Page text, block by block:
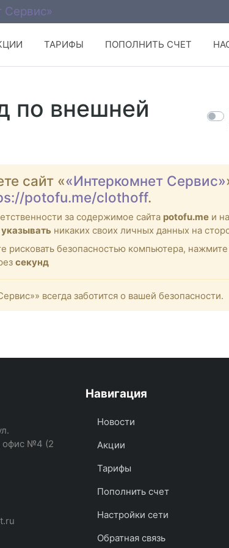
ТАРИФЫ ПОПОЛНИТЬ СЧЕТ
по внешней
сайт ««Интеркомнет Сервис»
potofu.me/clothoff.
за содержимое сайта potofu.me и
указывать никаких своих личных данных на
рисковать безопасностью компьютера, нажмите
секунд
всегда заботится о вашей безопасности.
офис №4 (2
Навигация
Новости
Акции
Тарифы
Пополнить счет
Настройки сети
Обратная связь